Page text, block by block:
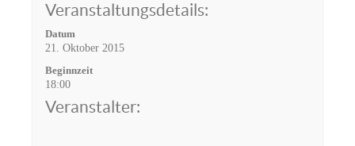
Veranstaltungsdetails:
Datum
21. Oktober 2015
Beginnzeit
18:00
Veranstalter: